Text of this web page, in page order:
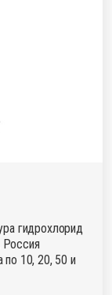
гидрохлорид
10, 20, 50 и